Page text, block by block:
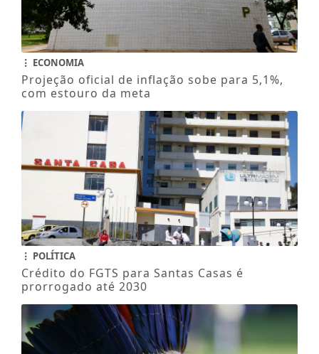
ECONOMIA
Projeção oficial de inflação sobe para 5,1%,
com estouro da meta
POLÍTICA
Crédito do FGTS para Santas Casas é
prorrogado até 2030